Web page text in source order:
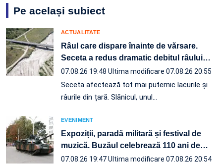
Pe același subiect
ACTUALITATE
Râul care dispare înainte de vărsare.
Seceta a redus dramatic debitul râului…
07.08.26 19:48 Ultima modificare 07.08.26 20:55
Seceta afectează tot mai puternic lacurile și
râurile din țară. Slănicul, unul…
EVENIMENT
Expoziții, paradă militară și festival de
muzică. Buzăul celebrează 110 ani de…
07.08.26 19:47Ultima modificare 07.08.26 20:54